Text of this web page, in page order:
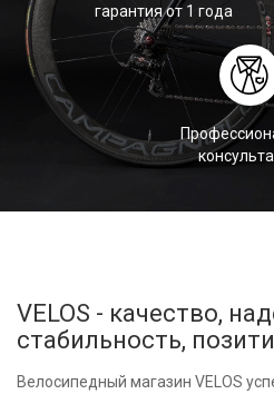
гарантия от 1 года
VELOS - качество,
стабильность,
Велосипедный магазин VELOS